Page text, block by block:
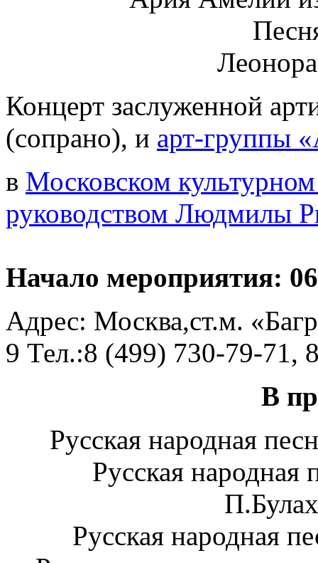
Концерт заслуженной
(сопрано), и арт-группы
в Московском
руководством Людмилы
Начало мероприятия:
Адрес: Москва,ст.м.
9 Тел.:8 (499) 730-79-71,
В
Русская народная
Русская народная
Русская народная